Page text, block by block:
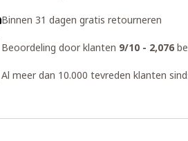
Binnen 31 dagen gratis retourneren
Beoordeling door klanten 9/10 - 2,076
Al meer dan 10.000 tevreden klanten